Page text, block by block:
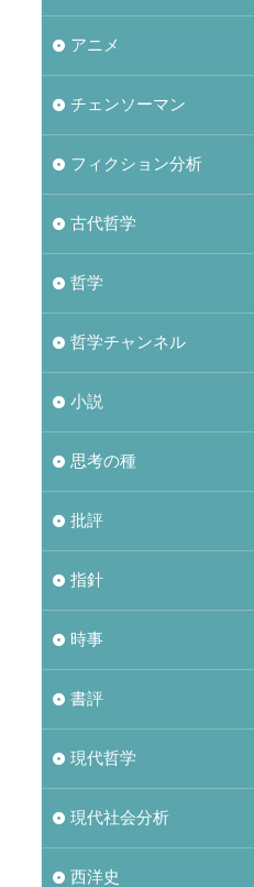
アニメ
チェンソーマン
フィクション分析
古代哲学
哲学
哲学チャンネル
小説
思考の種
批評
指針
時事
書評
現代哲学
現代社会分析
西洋史